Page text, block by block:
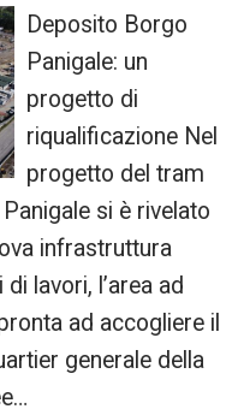
Deposito Borgo
Panigale: un
progetto di
riqualificazione Nel
progetto del tram
si è rivelato
infrastruttura
lavori, l’area ad
ad accogliere il
generale della